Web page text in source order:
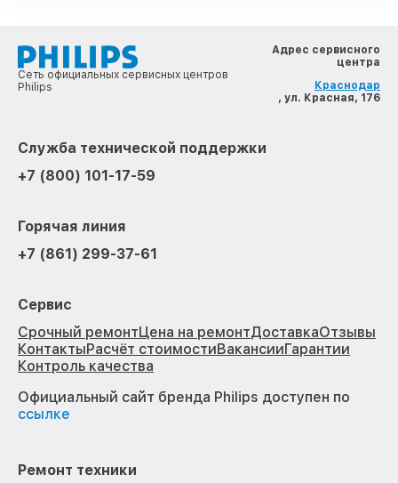
Сеть официальных сервисных центров
Philips
Адрес сервисного
центра
Краснодар
, ул. Красная, 176
Служба технической поддержки
+7 (800) 101-17-59
Горячая линия
+7 (861) 299-37-61
Сервис
Срочный ремонтЦена на ремонтДоставкаОтзывы
КонтактыРасчёт стоимостиВакансииГарантии
Контроль качества
Официальный сайт бренда Philips доступен по
ссылке
Ремонт техники